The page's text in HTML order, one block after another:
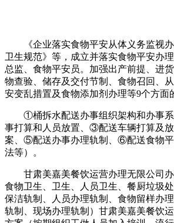
《企业落实食物平安从体义务监视办
卫生规范》等，成立并落实食物平安办
总监、食物平安员。加强出产前提、进
物查验、储存及交付节制、食物召回、
安变乱措置及食物添加剂办理等9个方面
①桶拆水配送办事组织架构和办事系
事打算和人员放置、③配送车辆打算及
案、⑤配送办事办理轨制、⑥配送食物
法等）。
甘肃美嘉美餐饮运营办理无限公司办
食物卫生、卫生、人员卫生、餐厨垃圾
保洁轨制、人员办理轨制、食物留样办
轨制、现场办理轨制）甘肃美嘉美餐饮